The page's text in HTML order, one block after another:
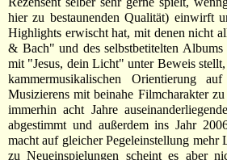
hier zu bestaunenden Qualität) einwirft
Highlights erwischt hat, mit denen nicht
& Bach" und des selbstbetitelten
mit "Jesus, dein Licht" unter Beweis
kammermusikalischen Orientierung
Musizierens mit beinahe Filmcharakter
immerhin acht Jahre
abgestimmt und außerdem ins Jahr
macht auf gleicher Pegeleinstellung
zu Neueinspielungen scheint es aber